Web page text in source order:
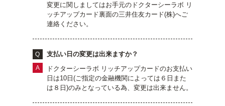
変更に関しましてはお手元のドクターシーラボ リ
ッチアップカード裏面の三井住友カード(株)へご
連絡ください。
支払い日の変更は出来ますか？
ドクターシーラボ リッチアップカードのお支払い
日は10日(ご指定の金融機関によっては６日また
は８日)のみとなっている為、変更は出来ません。